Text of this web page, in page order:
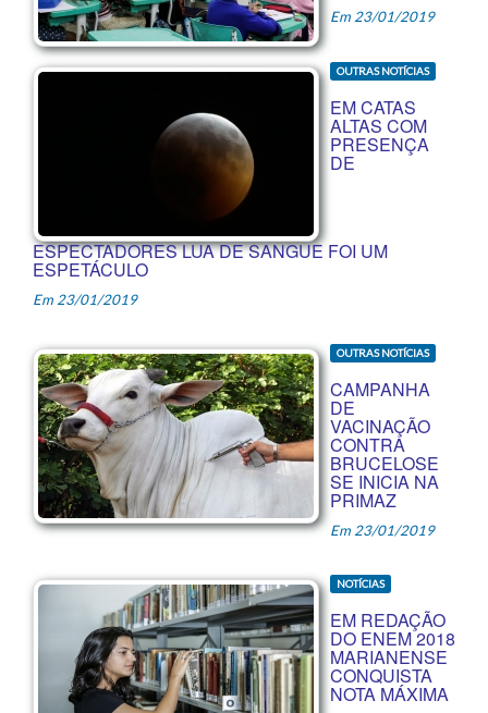
Em 23/01/2019
OUTRAS NOTÍCIAS
EM CATAS
ALTAS COM
PRESENÇA
DE
ESPECTADORES LUA DE SANGUE FOI UM
ESPETÁCULO
Em 23/01/2019
OUTRAS NOTÍCIAS
CAMPANHA
DE
VACINAÇÃO
CONTRA
BRUCELOSE
SE INICIA NA
PRIMAZ
Em 23/01/2019
NOTÍCIAS
EM REDAÇÃO
DO ENEM 2018
MARIANENSE
CONQUISTA
NOTA MÁXIMA